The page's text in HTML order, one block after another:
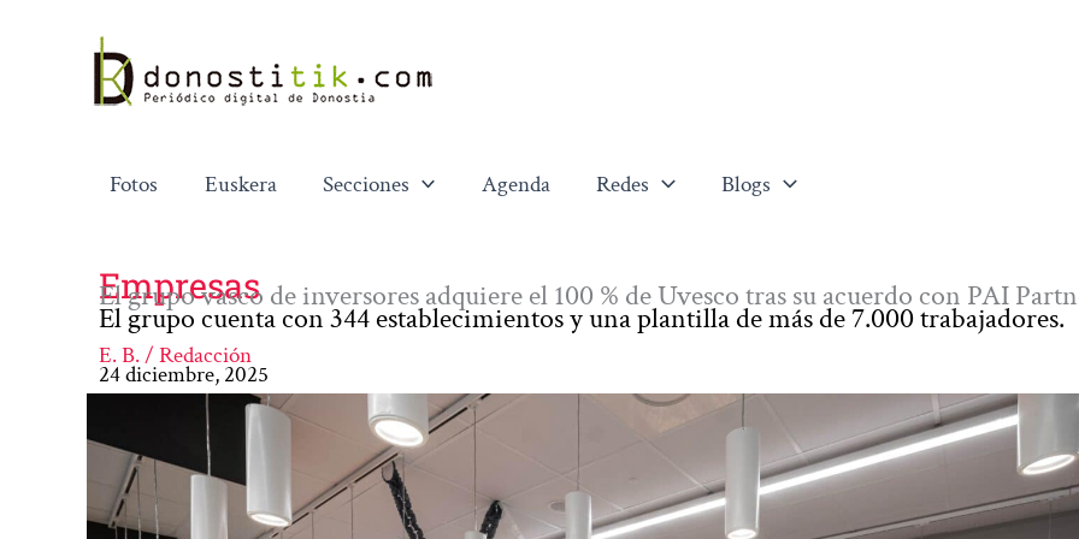
contenido
Fotos Euskera Secciones Agenda Redes Blogs
Empresas
El grupo vasco de inversores adquiere el 100 % de Uvesco tras su acuerdo con PAI
El grupo cuenta con 344 establecimientos y una plantilla de más de 7.000 trabajadores.
E. B. / Redacción
24 diciembre, 2025